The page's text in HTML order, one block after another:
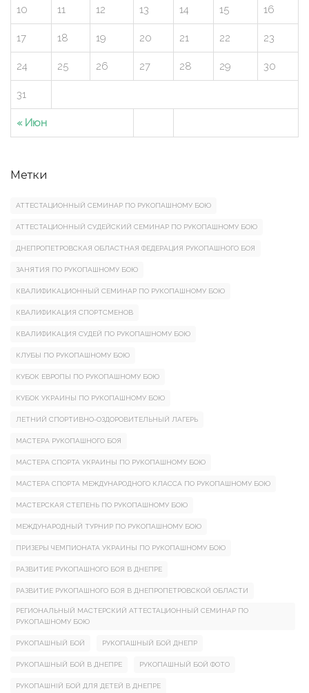
« Июн
10 11 12 13 14 15 16
17 18 19 20 21 22 23
24 25 26 27 28 29 30
31
Метки
АТТЕСТАЦИОННЫЙ СЕМИНАР ПО РУКОПАШНОМУ БОЮ
АТТЕСТАЦИОННЫЙ СУДЕЙСКИЙ СЕМИНАР ПО РУКОПАШНОМУ БОЮ
ДНЕПРОПЕТРОВСКАЯ ОБЛАСТНАЯ ФЕДЕРАЦИЯ РУКОПАШНОГО БОЯ
ЗАНЯТИЯ ПО РУКОПАШНОМУ БОЮ
КВАЛИФИКАЦИОННЫЙ СЕМИНАР ПО РУКОПАШНОМУ БОЮ
КВАЛИФИКАЦИЯ СПОРТСМЕНОВ
КВАЛИФИКАЦИЯ СУДЕЙ ПО РУКОПАШНОМУ БОЮ
КЛУБЫ ПО РУКОПАШНОМУ БОЮ
КУБОК ЕВРОПЫ ПО РУКОПАШНОМУ БОЮ
КУБОК УКРАИНЫ ПО РУКОПАШНОМУ БОЮ
ЛЕТНИЙ СПОРТИВНО-ОЗДОРОВИТЕЛЬНЫЙ ЛАГЕРЬ
МАСТЕРА РУКОПАШНОГО БОЯ
МАСТЕРА СПОРТА УКРАИНЫ ПО РУКОПАШНОМУ БОЮ
МАСТЕРА СПОРТА МЕЖДУНАРОДНОГО КЛАССА ПО РУКОПАШНОМУ БОЮ
МАСТЕРСКАЯ СТЕПЕНЬ ПО РУКОПАШНОМУ БОЮ
МЕЖДУНАРОДНЫЙ ТУРНИР ПО РУКОПАШНОМУ БОЮ
ПРИЗЕРЫ ЧЕМПИОНАТА УКРАИНЫ ПО РУКОПАШНОМУ БОЮ
РАЗВИТИЕ РУКОПАШНОГО БОЯ В ДНЕПРЕ
РАЗВИТИЕ РУКОПАШНОГО БОЯ В ДНЕПРОПЕТРОВСКОЙ ОБЛАСТИ
РЕГИОНАЛЬНЫЙ МАСТЕРСКИЙ АТТЕСТАЦИОННЫЙ СЕМИНАР ПО
РУКОПАШНОМУ БОЮ
РУКОПАШНЫЙ БОЙ РУКОПАШНЫЙ БОЙ ДНЕПР
РУКОПАШНЫЙ БОЙ В ДНЕПРЕ РУКОПАШНЫЙ БОЙ ФОТО
РУКОПАШНІЙ БОЙ ДЛЯ ДЕТЕЙ В ДНЕПРЕ